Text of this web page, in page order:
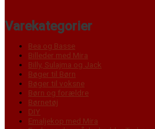
Varekategorier
Bea og Basse
Billeder med Mira
Billy, Sulajma og Jack
Bøger til Børn
Bøger til voksne
Børn og forældre
Børnetøj
DIY
Emaljekop med Mira